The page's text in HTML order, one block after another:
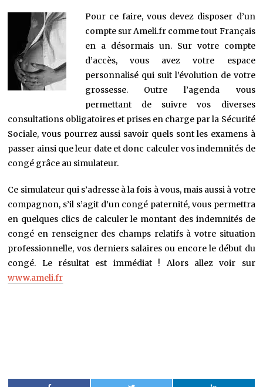
Pour ce faire, vous devez disposer d’un
compte sur Ameli.fr comme tout Français
en a désormais un. Sur votre compte
d’accès, vous avez votre espace
personnalisé qui suit l’évolution de votre
grossesse. Outre l’agenda vous
permettant de suivre vos diverses
consultations obligatoires et prises en charge par la Sécurité
Sociale, vous pourrez aussi savoir quels sont les examens à
passer ainsi que leur date et donc calculer vos indemnités de
congé grâce au simulateur.
Ce simulateur qui s’adresse à la fois à vous, mais aussi à votre
compagnon, s’il s’agit d’un congé paternité, vous permettra
en quelques clics de calculer le montant des indemnités de
congé en renseigner des champs relatifs à votre situation
professionnelle, vos derniers salaires ou encore le début du
congé. Le résultat est immédiat ! Alors allez voir sur
www.ameli.fr